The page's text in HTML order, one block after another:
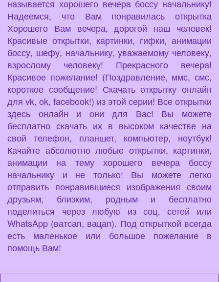
называется хорошего вечера боссу начальнику!
Надеемся, что Вам понравилась открытка
Хорошего Вам вечера, дорогой наш человек!
Красивые открытки, картинки, гифки, анимации
боссу, шефу, начальнику, уважаемому человеку,
взрослому человеку! Прекрасного вечера!
Красивое пожелание! (Поздравление, ммс, смс,
короткое сообщение! Скачать открытку онлайн
для vk, ok, facebook!) из этой серии! Все открытки
здесь онлайн и они для Вас! Вы можете
бесплатно скачать их в высоком качестве на
свой телефон, планшет, компьютер, ноутбук!
Качайте абсолютно любые открытки, картинки,
анимации на тему хорошего вечера боссу
начальнику и не только! Вы можете легко
отправить понравившиеся изображения своим
друзьям, близким, родным и бесплатно
поделиться через любую из соц. сетей или
WhatsApp (ватсап, вацап). Под открыткой всегда
есть маленькое или большое пожелание в
помощь Вам!